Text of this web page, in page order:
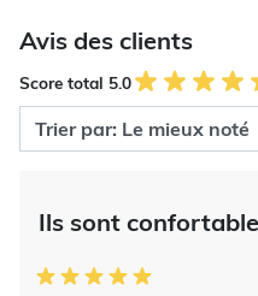
Avis des clients
Score total 5.0
Ils sont